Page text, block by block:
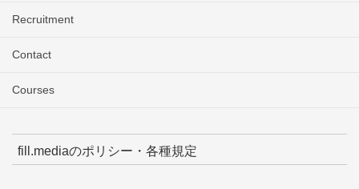
Recruitment
Contact
Courses
fill.mediaのポリシー・各種規定